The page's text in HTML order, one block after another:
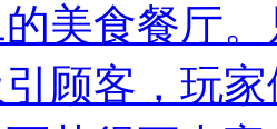
美食餐厅
顾客，玩